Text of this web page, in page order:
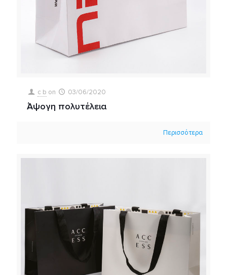
c b on 03/06/2020
Άψογη πολυτέλεια
Περισσότερα